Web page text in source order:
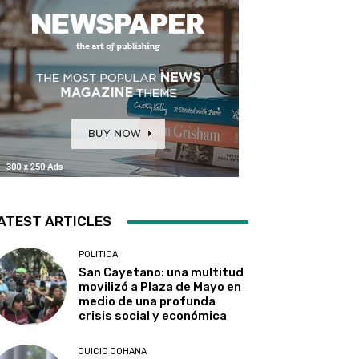
ARTICLES
POLITICA
San Cayetano: una multitud
movilizó a Plaza de Mayo en
medio de una profunda
crisis social y económica
JUICIO JOHANA